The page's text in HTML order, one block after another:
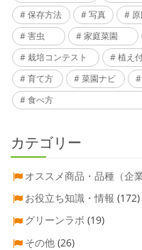
保存方法
写真
害虫
家庭菜園
栽培コンテスト
植え
育て方
菜園ナビ
食べ方
カテゴリー
オススメ商品・品種（企業
お役立ち知識・情報 (172)
グリーンラボ (19)
その他 (26)